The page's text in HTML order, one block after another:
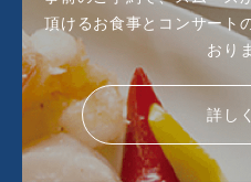
頂けるお食事とコンサート
おり
詳し